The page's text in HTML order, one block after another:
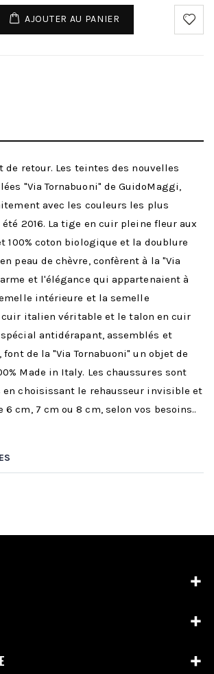
AJOUTER AU PANIER
de retour. Les teintes des nouvelles
"Via Tornabuoni" de GuidoMaggi,
avec les couleurs les plus
2016. La tige en cuir pleine fleur aux
100% coton biologique et la doublure
peau de chèvre, confèrent à la "Via
et l'élégance qui appartenaient à
intérieure et la semelle
italien véritable et le talon en cuir
antidérapant, assemblés et
de la "Via Tornabuoni" un objet de
Made in Italy. Les chaussures sont
en choisissant le rehausseur invisible et
cm, 7 cm ou 8 cm, selon vos besoins..